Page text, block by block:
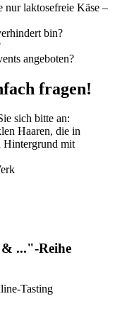
nur laktosefreie Käse –
bin?
angeboten?
fragen!
sich bitte an:
& ..."-Reihe
Tasting